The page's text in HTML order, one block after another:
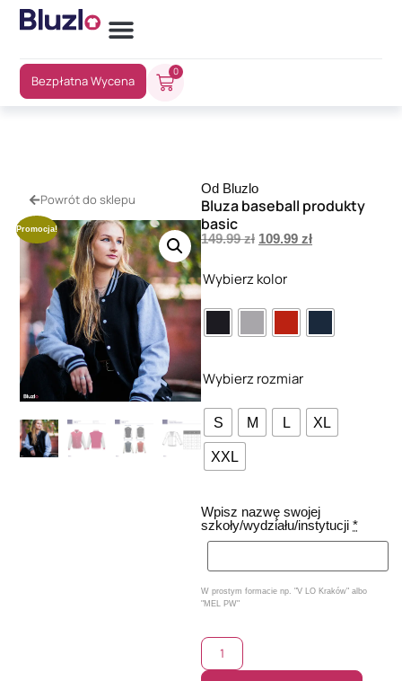
Bezpłatna Wycena
0
Powrót do sklepu
Promocja!
Od Bluzlo
Bluza baseball produkty
basic
149.99zł 109.99 zł
Wybierz kolor
Wybierz rozmiar
S M L XL
XXL
Wpisz nazwę swojej
szkoły/wydziału/instytucji *
W prostym formacie np. "V LO Kraków" albo
"MEL PW"